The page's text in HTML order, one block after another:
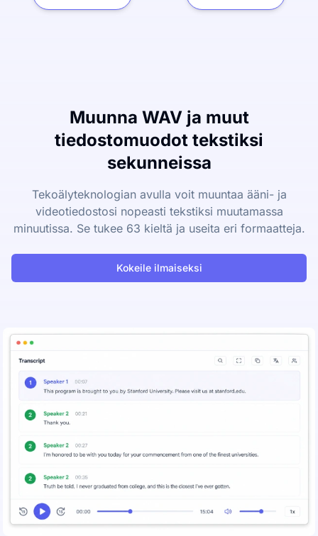
Muunna WAV ja muut
tiedostomuodot tekstiksi
sekunneissa
Tekoälyteknologian avulla voit muuntaa ääni- ja
videotiedostosi nopeasti tekstiksi muutamassa
minuutissa. Se tukee 63 kieltä ja useita eri formaatteja.
Kokeile ilmaiseksi